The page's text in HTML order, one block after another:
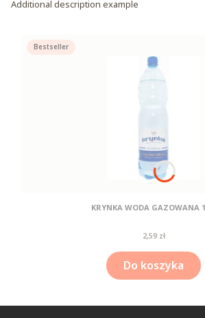
Additional description example
Bestseller
KRYNKA WODA GAZOWANA
Cena
2,59 zł
Do koszyka